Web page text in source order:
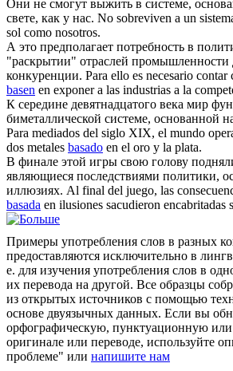
Они не смогут выжить в системе,
свете, как у нас. No sobreviven a un
sol como nosotros.
А это предполагает потребность в
"раскрытии" отраслей промышленности
конкуренции. Para ello es necesario contar
basen en exponer a las industrias a la
К середине девятнадцатого века мир
биметаллической системе, основанной
Para mediados del siglo XIX, el mundo
dos metales basado en el oro y la plata.
В финале этой игры свою голову
являющиеся последствиями политики,
иллюзиях. Al final del juego, las
basada en ilusiones sacudieron encabritadas
Примеры употребления слов в разных
предоставляются исключительно в
е. для изучения употребления слов в
их перевода на другой. Все образцы
из открытых источников с помощью
основе двуязычных данных. Если вы
орфографическую, пунктуационную
оригинале или переводе, используйте
проблеме" или напишите нам